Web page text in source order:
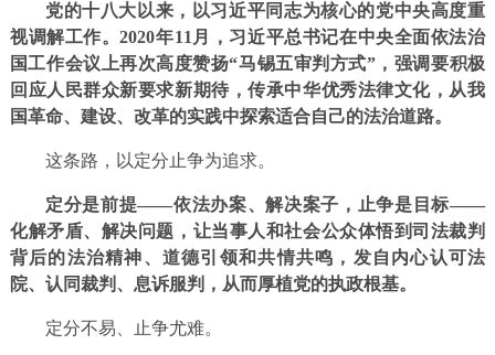
党的十八大以来，以习近平同志为核心的党中央高度重
视调解工作。2020年11月，习近平总书记在中央全面依法治
国工作会议上再次高度赞扬“马锡五审判方式”，强调要积极
回应人民群众新要求新期待，传承中华优秀法律文化，从我
国革命、建设、改革的实践中探索适合自己的法治道路。
这条路，以定分止争为追求。
定分是前提——依法办案、解决案子，止争是目标——
化解矛盾、解决问题，让当事人和社会公众体悟到司法裁判
背后的法治精神、道德引领和共情共鸣，发自内心认可法
院、认同裁判、息诉服判，从而厚植党的执政根基。
定分不易、止争尤难。